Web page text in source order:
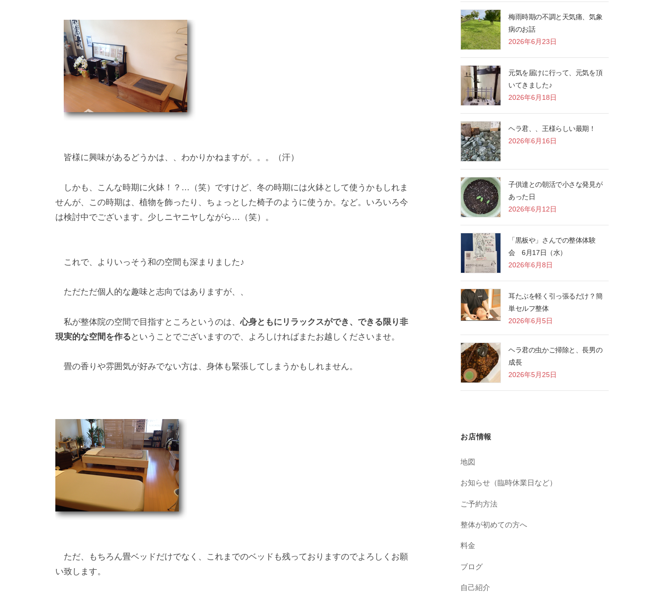
皆様に興味があるどうかは、、わかりかねますが。。。（汗）
しかも、こんな時期に火鉢！？…（笑）ですけど、冬の時期には火鉢として使うかもしれま
せんが、この時期は、植物を飾ったり、ちょっとした椅子のように使うか。など。いろいろ今
は検討中でございます。少しニヤニヤしながら…（笑）。
これで、よりいっそう和の空間も深まりました♪
ただただ個人的な趣味と志向ではありますが、、
私が整体院の空間で目指すところというのは、心身ともにリラックスができ、できる限り非
現実的な空間を作る ということでございますので、よろしければまたお越しくださいませ。
畳の香りや雰囲気が好みでない方は、身体も緊張してしまうかもしれません。
ただ、もちろん畳ベッドだけでなく、これまでのベッドも残っておりますのでよろしくお願
い致します。
梅雨時期の不調と天気痛、気象
病のお話
2026年6月23日
元気を届けに行って、元気を頂
いてきました♪
2026年6月18日
ヘラ君、、王様らしい最期！
2026年6月16日
子供達との朝活で小さな発見が
あった日
2026年6月12日
「黒板や」さんでの整体体験
会 6月17日（水）
2026年6月8日
耳たぶを軽く引っ張るだけ？簡
単セルフ整体
2026年6月5日
ヘラ君の虫かご掃除と、長男の
成長
2026年5月25日
お店情報
地図
お知らせ（臨時休業日など）
ご予約方法
整体が初めての方へ
料金
ブログ
自己紹介